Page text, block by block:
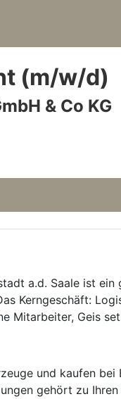
(m/w/d)
& Co KG
a.d. Saale ist
Kerngeschäft:
Mitarbeiter, Geis
und kaufen
gehört zu Ihren